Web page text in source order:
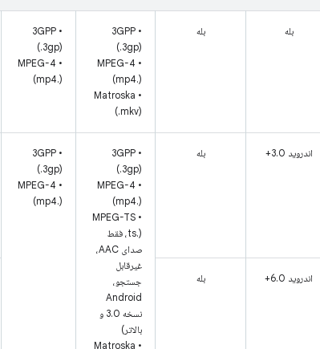
بله بله
• 3GPP
(.3gp)
• MPEG-4
(mp4.)
• Matroska
(.mkv)
• 3GPP
(.3gp)
• MPEG-4
(mp4.)
اندروید 3.0+ بله
• 3GPP
(.3gp)
• MPEG-4
(mp4.)
• MPEG-TS
(.ts، فقط
صدای AAC،
غیرقابل
جستجو،
Android
نسخه 3.0 و
بالاتر)
• Matroska
• 3GPP
(.3gp)
• MPEG-4
(mp4.)
اندروید 6.0+ بله